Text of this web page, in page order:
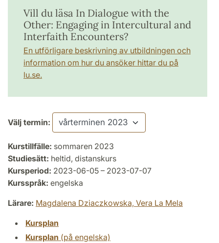
Vill du läsa In Dialogue with the
Other: Engaging in Intercultural and
Interfaith Encounters?
En utförligare beskrivning av utbildningen och
information om hur du ansöker hittar du på
lu.se.
Välj termin:
Kurstillfälle: sommaren 2023
Studiesätt: heltid, distanskurs
Kursperiod: 2023-06-05 – 2023-07-07
Kursspråk: engelska
Lärare: Magdalena Dziaczkowska, Vera La Mela
Kursplan
Kursplan (på engelska)